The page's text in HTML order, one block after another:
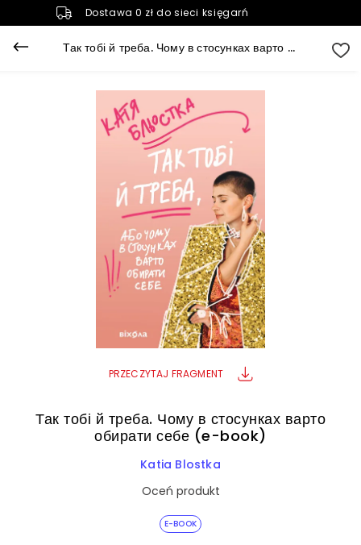
Dostawa 0 zł do sieci księgarń
Так тобі й треба. Чому в стосунках варто обирати себе (e-book)
PRZECZYTAJ FRAGMENT
E-BOOK
Так тобі й треба. Чому в стосунках варто
обирати себе (e-book)
Katia Blostka
Oceń produkt